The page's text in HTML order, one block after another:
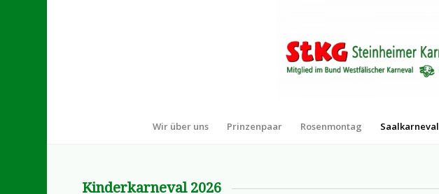
Wir über uns Prinzenpaar Rosenmontag Saalkarneval
Kinderkarneval 2026